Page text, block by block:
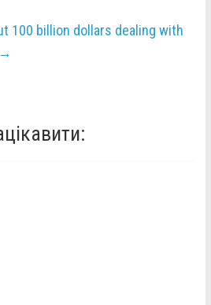
100 billion dollars dealing with
→